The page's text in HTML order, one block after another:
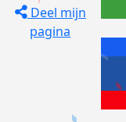
Deel mijn
pagina